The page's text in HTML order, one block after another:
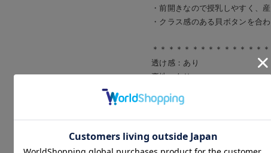
・前開きなので授乳しやすく、
・クラス感のある貝ボタンを合
＊＊＊＊＊＊＊＊＊＊＊＊＊＊
透け感：あり
裏地：あり
光沢感：なし
＊＊＊＊＊＊＊＊＊＊＊＊＊＊
お気に入り商品を確認する